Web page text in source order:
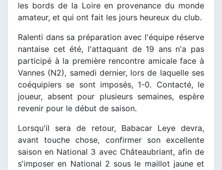
les bords de la Loire en provenance du monde
amateur, et qui ont fait les jours heureux du club.
Ralenti dans sa préparation avec l'équipe réserve
nantaise cet été, l'attaquant de 19 ans n'a pas
participé à la première rencontre amicale face à
Vannes (N2), samedi dernier, lors de laquelle ses
coéquipiers se sont imposés, 1-0. Contacté, le
joueur, absent pour plusieurs semaines, espère
revenir pour le début de saison.
Lorsqu'il sera de retour, Babacar Leye devra,
avant touche chose, confirmer son excellente
saison en National 3 avec Châteaubriant, afin de
s'imposer en National 2 sous le maillot jaune et